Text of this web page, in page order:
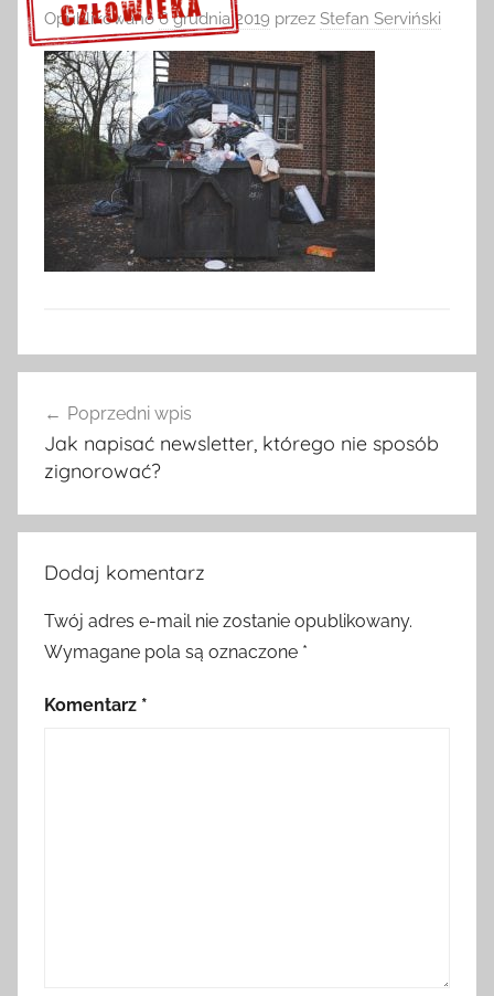
Sprawdź szczegóły >>>
Opublikowano6 grudnia 2019 przez Stefan Serviński
wpisu
Poprzedni wpis
Jak napisać newsletter, którego nie sposób
zignorować?
Dodaj komentarz
Twój adres e-mail nie zostanie opublikowany.
Wymagane pola są oznaczone *
Komentarz *